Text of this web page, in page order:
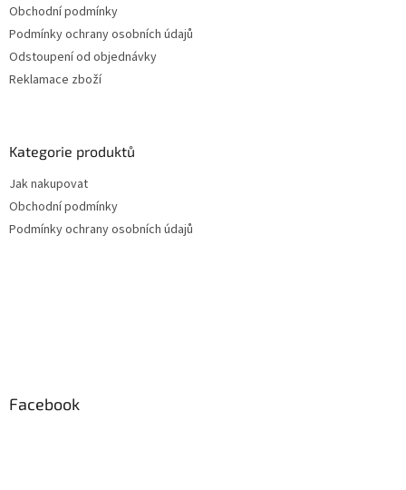
Obchodní podmínky
Podmínky ochrany osobních údajů
Odstoupení od objednávky
Reklamace zboží
Kategorie produktů
Jak nakupovat
Obchodní podmínky
Podmínky ochrany osobních údajů
Facebook